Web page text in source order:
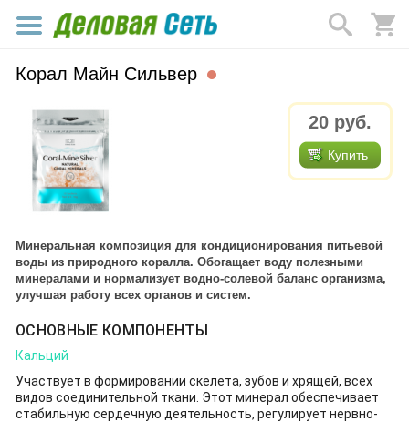
Корал Майн Сильвер
20 руб.
Купить
Минеральная композиция для кондиционирования питьевой
воды из природного коралла. Обогащает воду полезными
минералами и нормализует водно-солевой баланс организма,
улучшая работу всех органов и систем.
ОСНОВНЫЕ КОМПОНЕНТЫ
Кальций
Участвует в формировании скелета, зубов и хрящей, всех
видов соединительной ткани. Этот минерал обеспечивает
стабильную сердечную деятельность, регулирует нервно-